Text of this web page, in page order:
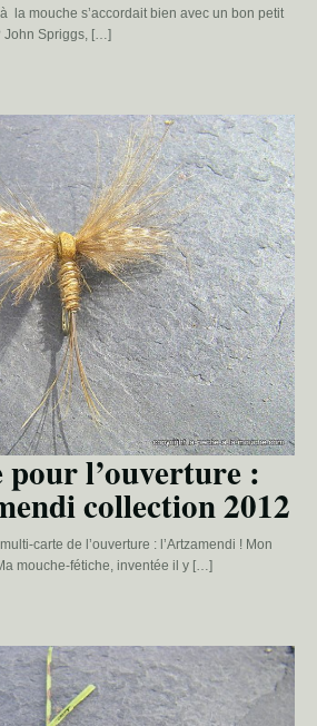
la mouche s’accordait bien avec un bon petit
John Spriggs, […]
pour l’ouverture :
collection 2012
carte de l’ouverture : l’Artzamendi ! Mon
mouche-fétiche, inventée il y […]